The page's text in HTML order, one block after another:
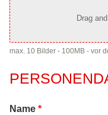
Drag
max. 10 Bilder - 100MB - vor
Name *